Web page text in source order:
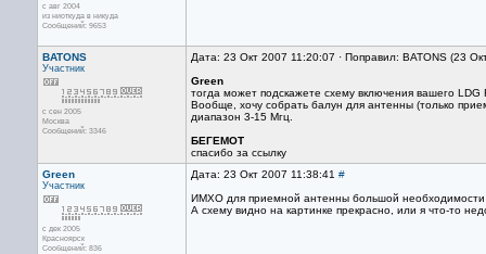
с авг 2004
из ниоткуда в никуда
Сообщений: 9653
BATONS
Участник
с сен 2005
Москва
Сообщений: 3346
Дата: 23 Окт 2007 11:20:07 · Поправил: BATONS (23
Green
тогда может подскажете схему включения вашего LDG
Вообще, хочу собрать балун для антенны (только
диапазон 3-15 Мгц.
БЕГЕМОТ
спасибо за ссылку
Green
Участник
с дек 2005
Красноярск
Сообщений: 836
Дата: 23 Окт 2007 11:38:41 #
ИМХО для приемной антенны большой
А схему видно на картинке прекрасно, или я что-то